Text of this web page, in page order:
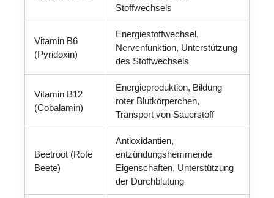
Stoffwechsels
Vitamin B6
(Pyridoxin)
Energiestoffwechsel,
Nervenfunktion, Unterstützung
des Stoffwechsels
Vitamin B12
(Cobalamin)
Energieproduktion, Bildung
roter Blutkörperchen,
Transport von Sauerstoff
Beetroot (Rote
Beete)
Antioxidantien,
entzündungshemmende
Eigenschaften, Unterstützung
der Durchblutung